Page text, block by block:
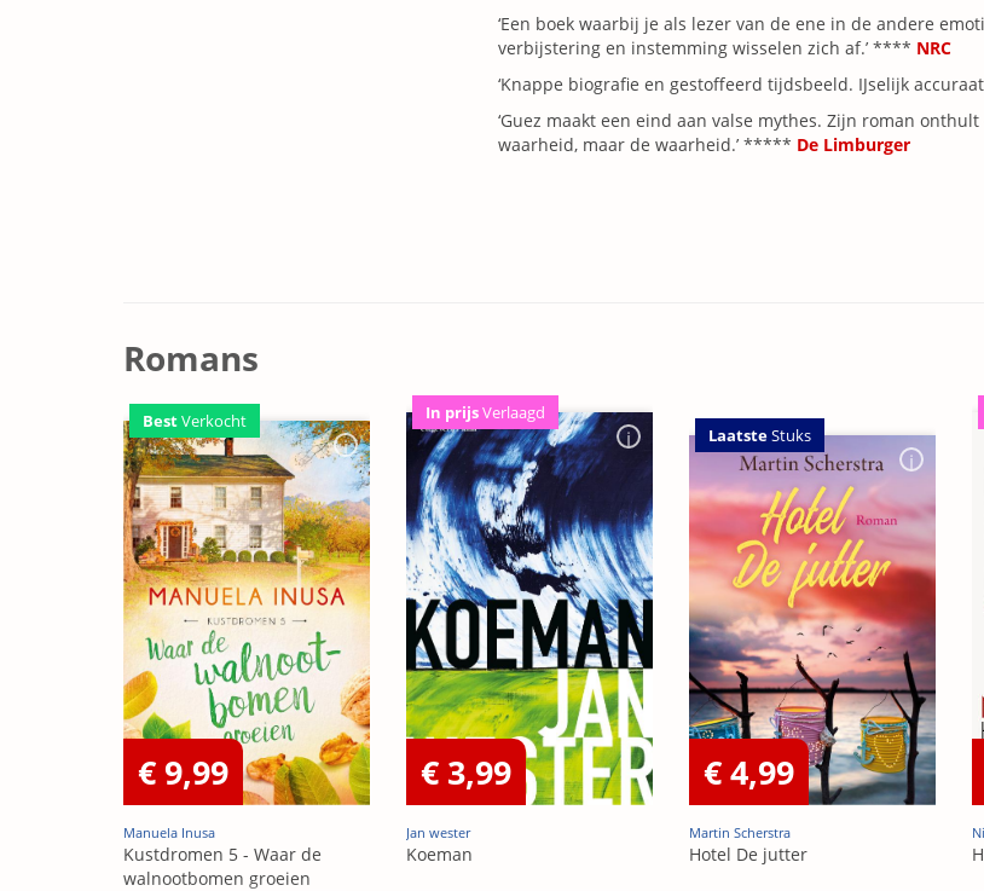
‘Een boek waarbij je als lezer van de ene in de andere
verbijstering en instemming wisselen zich af.’ **** NRC
‘Knappe biografie en gestoffeerd tijdsbeeld. IJselijk
‘Guez maakt een eind aan valse mythes. Zijn roman
waarheid, maar de waarheid.’ ***** De Limburger
Romans
BestVerkocht
€ 9,99
Manuela Inusa
Kustdromen 5 - Waar de
walnootbomen groeien
In prijsVerlaagd
€ 3,99
Jan wester
Koeman
LaatsteStuks
€ 4,99
Martin Scherstra
Hotel De jutter